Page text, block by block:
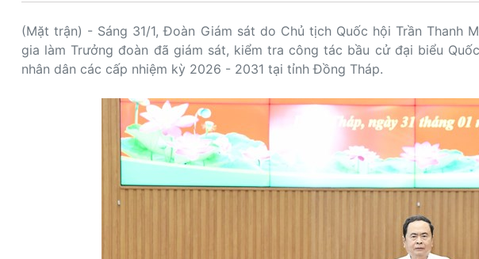
(Mặt trận) - Sáng 31/1, Đoàn Giám sát do Chủ tịch Quốc hội Trần Thanh
gia làm Trưởng đoàn đã giám sát, kiểm tra công tác bầu cử đại biểu
nhân dân các cấp nhiệm kỳ 2026 - 2031 tại tỉnh Đồng Tháp.